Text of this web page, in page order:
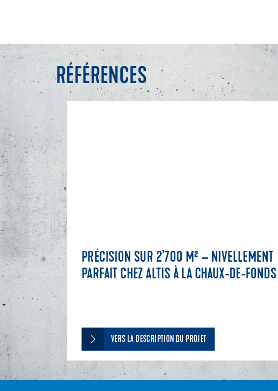
RÉFÉRENCES
PRÉCISION SUR 2’700 M² – NIVELLEMENT
PARFAIT CHEZ ALTIS À LA CHAUX-DE-FONDS
VERS LA DESCRIPTION DU PROJET